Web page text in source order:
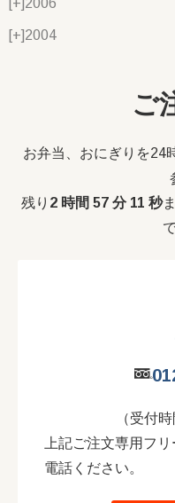
[+]2006
[+]2004
ご
お弁当、おにぎりを24
残り 2 時間 57 分 10 秒
（受付
上記ご注文専用フ
電話ください。